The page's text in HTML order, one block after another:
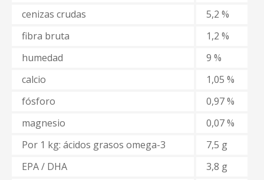
cenizas crudas
5,2 %
fibra bruta
1,2 %
humedad
9 %
calcio
1,05 %
fósforo
0,97 %
magnesio
0,07 %
Por 1 kg: ácidos grasos omega-3
7,5 g
EPA / DHA
3,8 g